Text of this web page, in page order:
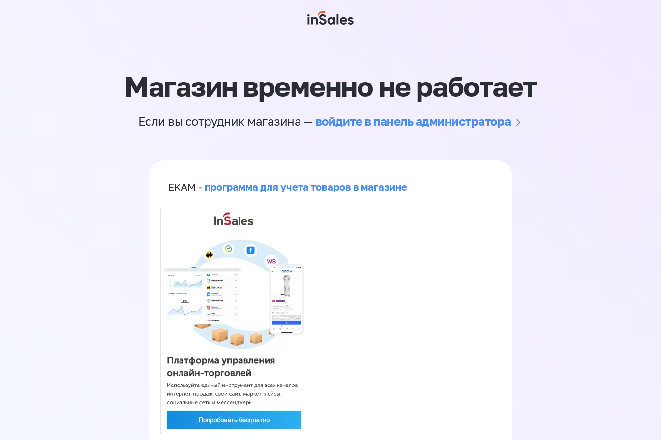
Магазин временно не работает
Если вы сотрудник магазина — войдите в панель администратора
ЕКАМ - программа для учета товаров в магазине